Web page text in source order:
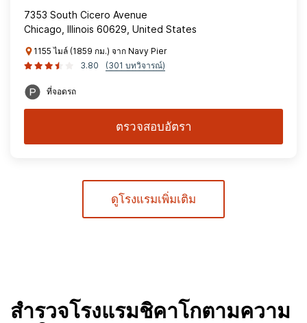
7353 South Cicero Avenue
Chicago, Illinois 60629, United States
1155 ไมล์ (1859 กม.) จาก Navy Pier
3.80
(301 บทวิจารณ์)
ที่จอดรถ
ตรวจสอบอัตรา
ดูโรงแรมเพิ่มเติม
สำรวจโรงแรมชิคาโกตามความ